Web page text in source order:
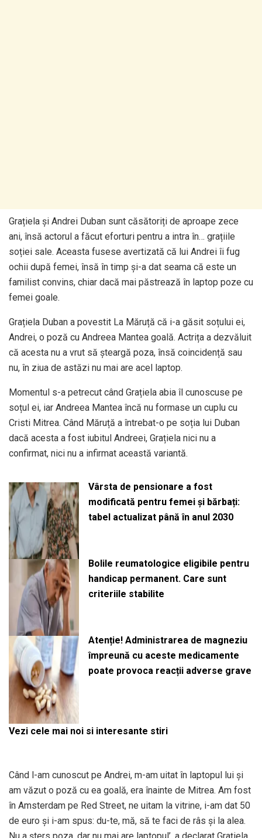
Grațiela și Andrei Duban sunt căsătoriți de aproape zece
ani, însă actorul a făcut eforturi pentru a intra în… grațiile
soției sale. Aceasta fusese avertizată că lui Andrei îi fug
ochii după femei, însă în timp și-a dat seama că este un
familist convins, chiar dacă mai păstrează în laptop poze cu
femei goale.
Grațiela Duban a povestit La Măruță că i-a găsit soțului ei,
Andrei, o poză cu Andreea Mantea goală. Actrița a dezvăluit
că acesta nu a vrut să șteargă poza, însă coincidență sau
nu, în ziua de astăzi nu mai are acel laptop.
Momentul s-a petrecut când Grațiela abia îl cunoscuse pe
soțul ei, iar Andreea Mantea încă nu formase un cuplu cu
Cristi Mitrea. Când Măruță a întrebat-o pe soția lui Duban
dacă acesta a fost iubitul Andreei, Grațiela nici nu a
confirmat, nici nu a infirmat această variantă.
Vârsta de pensionare a fost
modificată pentru femei și bărbați:
tabel actualizat până în anul 2030
Bolile reumatologice eligibile pentru
handicap permanent. Care sunt
criteriile stabilite
Atenție! Administrarea de magneziu
împreună cu aceste medicamente
poate provoca reacții adverse grave
Vezi cele mai noi si interesante stiri
Când l-am cunoscut pe Andrei, m-am uitat în laptopul lui și
am văzut o poză cu ea goală, era înainte de Mitrea. Am fost
în Amsterdam pe Red Street, ne uitam la vitrine, i-am dat 50
de euro și i-am spus: du-te, mă, să te faci de râs și la alea.